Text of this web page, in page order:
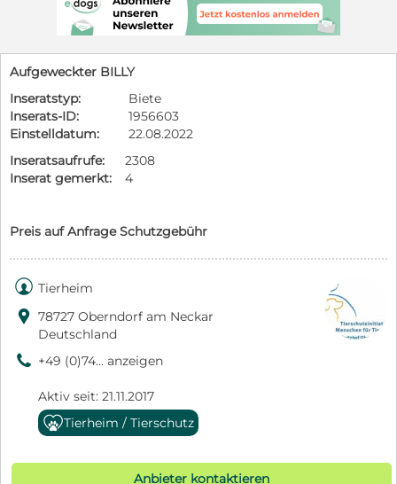
Aufgeweckter BILLY
Inseratstyp:
Biete
Inserats-ID:
1956603
Einstelldatum:
22.08.2022
Inseratsaufrufe:
2308
Inserat gemerkt:
4
Preis auf Anfrage Schutzgebühr
 Tierheim
 78727 Oberndorf am Neckar
Deutschland
9 +49 (0)74... anzeigen
Aktiv seit: 21.11.2017
Tierheim / Tierschutz
Anbieter kontaktieren